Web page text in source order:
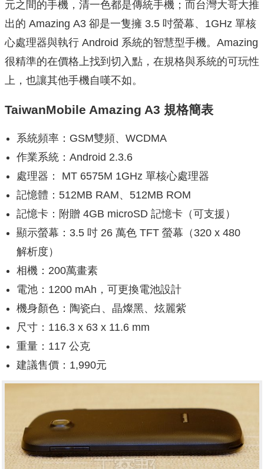
元之間的手機，清一色都是傳統手機；而台灣大哥大推
出的 Amazing A3 卻是一隻擁 3.5 吋螢幕、1GHz 單核
心處理器與執行 Android 系統的智慧型手機。Amazing
很精準的在價格上找到切入點，在規格與系統的可玩性
上，也讓其他手機自嘆不如。
TaiwanMobile Amazing A3 規格簡表
系統頻率：GSM雙頻、WCDMA
作業系統：Android 2.3.6
處理器： MT 6575M 1GHz 單核心處理器
記憶體：512MB RAM、512MB ROM
記憶卡：附贈 4GB microSD 記憶卡（可支援）
顯示螢幕：3.5 吋 26 萬色 TFT 螢幕（320 x 480
解析度）
相機：200萬畫素
電池：1200 mAh，可更換電池設計
機身顏色：陶瓷白、晶燦黑、炫麗紫
尺寸：116.3 x 63 x 11.6 mm
重量：117 公克
建議售價：1,990元